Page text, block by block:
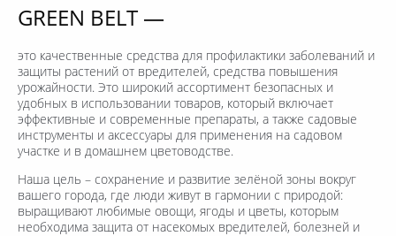
GREEN BELT —
это качественные средства для профилактики заболеваний и
защиты растений от вредителей, средства повышения
урожайности. Это широкий ассортимент безопасных и
удобных в использовании товаров, который включает
эффективные и современные препараты, а также садовые
инструменты и аксессуары для применения на садовом
участке и в домашнем цветоводстве.
Наша цель – сохранение и развитие зелёной зоны вокруг
вашего города, где люди живут в гармонии с природой:
выращивают любимые овощи, ягоды и цветы, которым
необходима защита от насекомых вредителей, болезней и